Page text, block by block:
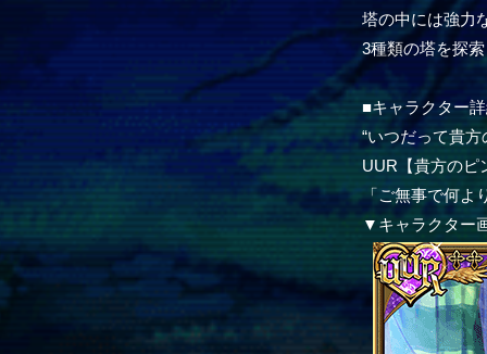
塔の中には強力
3種類の塔を探
■キャラクター
“いつだって貴
UUR【貴方のピ
「ご無事で何よ
▼キャラクター